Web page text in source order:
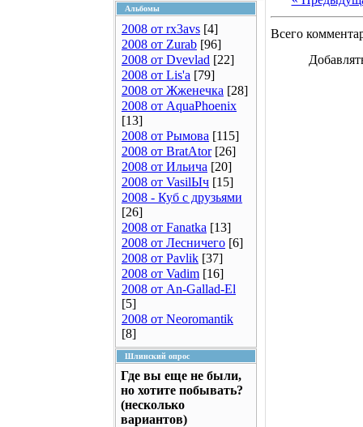
Альбомы
2008 от rx3avs [4]
2008 от Zurab [96]
2008 от Dvevlad [22]
2008 от Lis'a [79]
2008 от Жженечка [28]
2008 от AquaPhoenix
[13]
2008 от Рымова [115]
2008 от BratAtor [26]
2008 от Ильича [20]
2008 от VasilЫч [15]
2008 - Куб с друзьями
[26]
2008 от Fanatka [13]
2008 от Лесничего [6]
2008 от Pavlik [37]
2008 от Vadim [16]
2008 от An-Gallad-El
[5]
2008 от Neoromantik
[8]
Шлинский опрос
Где вы еще не были,
но хотите побывать?
(несколько
вариантов)
Всего